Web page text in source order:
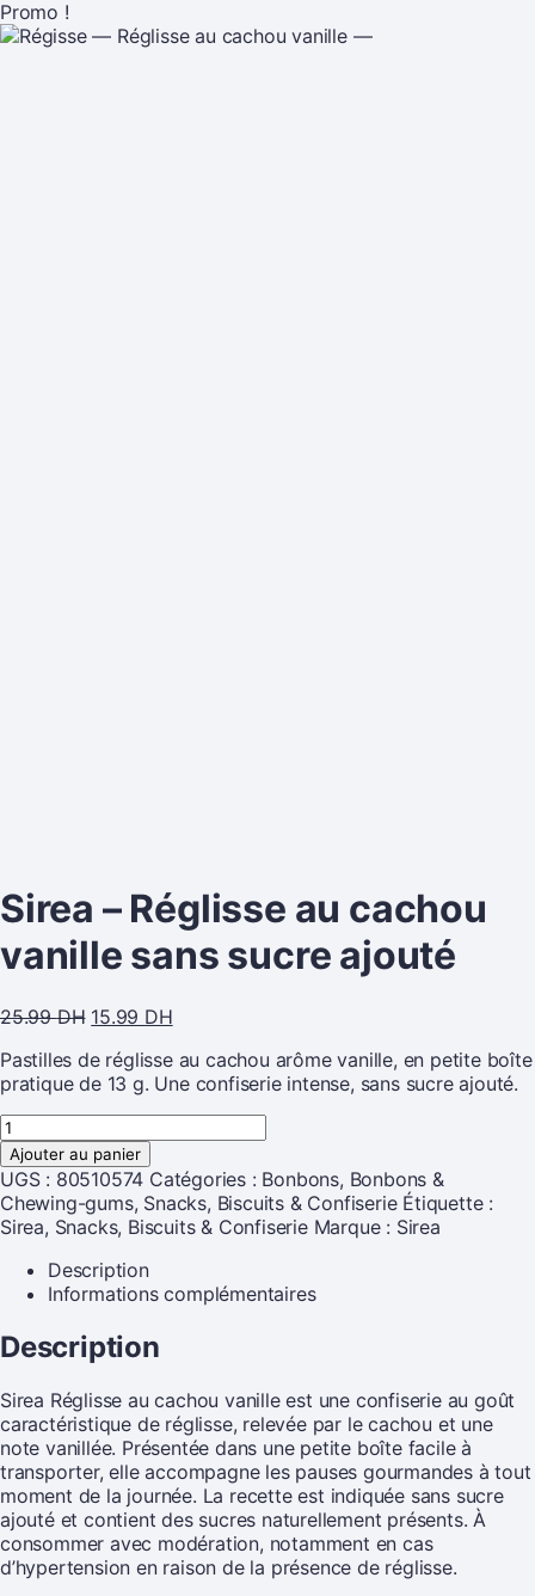
Promo !
Sirea – Réglisse au cachou
vanille sans sucre ajouté
25.99DH 15.99 DH
Pastilles de réglisse au cachou arôme vanille, en petite boîte
pratique de 13 g. Une confiserie intense, sans sucre ajouté.
Ajouter au panier
UGS : 80510574 Catégories : Bonbons, Bonbons &
Chewing-gums, Snacks, Biscuits & Confiserie Étiquette :
Sirea, Snacks, Biscuits & Confiserie Marque : Sirea
Description
Informations complémentaires
Description
Sirea Réglisse au cachou vanille est une confiserie au goût
caractéristique de réglisse, relevée par le cachou et une
note vanillée. Présentée dans une petite boîte facile à
transporter, elle accompagne les pauses gourmandes à tout
moment de la journée. La recette est indiquée sans sucre
ajouté et contient des sucres naturellement présents. À
consommer avec modération, notamment en cas
d’hypertension en raison de la présence de réglisse.